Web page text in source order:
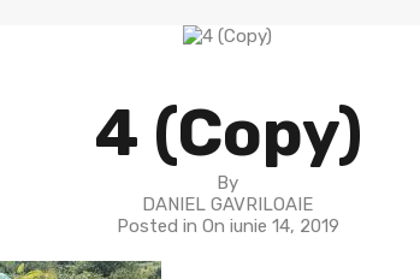
4 (Copy)
By
DANIEL GAVRILOAIE
Posted in On iunie 14, 2019